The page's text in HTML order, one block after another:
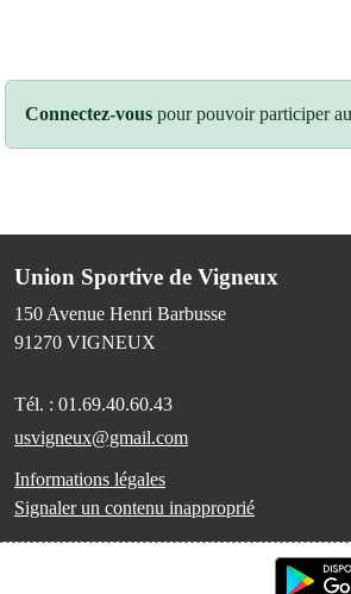
Connectez-vous pour pouvoir participer
Union Sportive de Vigneux
150 Avenue Henri Barbusse
91270 VIGNEUX
Tél. : 01.69.40.60.43
usvigneux@gmail.com
Informations légales
Signaler un contenu inapproprié